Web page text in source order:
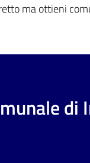
ma ottieni
di